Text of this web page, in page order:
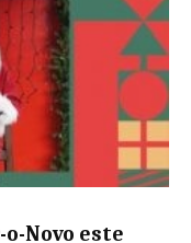
Novo este